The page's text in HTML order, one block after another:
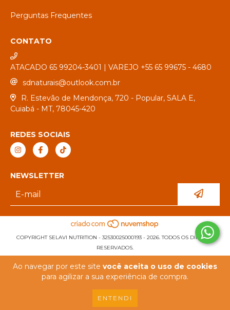
Ao navegar por este site você aceita o uso de cookies
para agilizar a sua experiência de compra.
ENTENDI
Perguntas Frequentes
CONTATO
ATACADO 65 99204-3401 | VAREJO +55 65 99675 - 4680
sdnaturais@outlook.com.br
R. Estevão de Mendonça, 720 - Popular, SALA E,
Cuiabá - MT, 78045-420
REDES SOCIAIS
NEWSLETTER
COPYRIGHT SELAVI NUTRITION - 32530025000193 - 2026. TODOS OS DIREITOS
RESERVADOS.